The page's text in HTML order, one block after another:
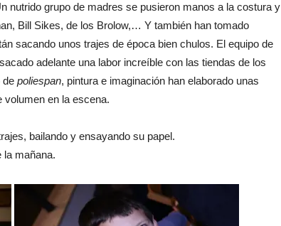
nutrido grupo de madres se pusieron manos a la costura y
Bill Sikes, de los Brolow,… Y también han tomado
sacando unos trajes de época bien chulos. El equipo de
adelante una labor increíble con las tiendas de los
de poliespan, pintura e imaginación han elaborado unas
volumen en la escena.
bailando y ensayando su papel.
la mañana.